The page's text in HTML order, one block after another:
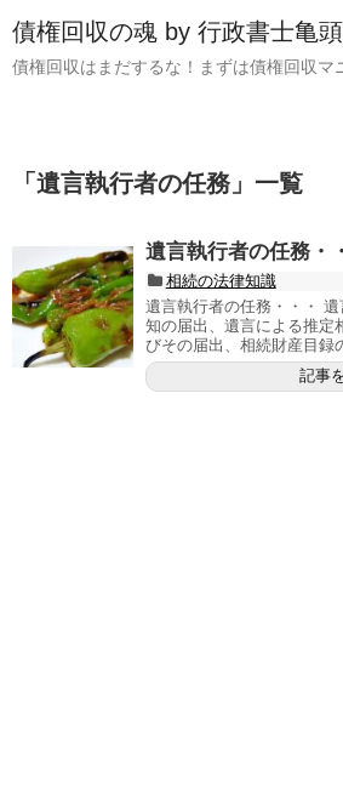
債権回収の魂 by 行政書士亀
債権回収はまだするな！まずは債権回収マ
「 遺言執行者の任務」 一覧
遺言執行者の任務・
相続の法律知識
遺言執行者の任務・・・
知の届出、遺言による推定
びその届出、相続財産目録
記事